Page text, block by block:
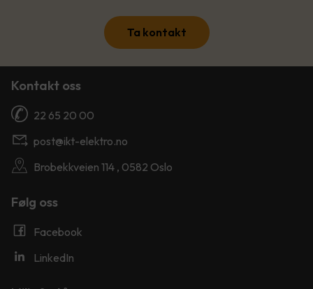
Ta kontakt
Kontakt oss
22 65 20 00
post@ikt-elektro.no
Brobekkveien 114 , 0582 Oslo
Følg oss
Facebook
LinkedIn